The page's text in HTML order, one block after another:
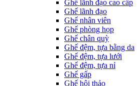
Ghế lãnh đạo cao cấp
Ghế lãnh đạo
Ghế nhân viên
Ghế phòng họp
Ghế chân quỳ
Ghế đệm, tựa bằng da
Ghế đệm, tựa lưới
Ghế đệm, tựa nỉ
Ghế gấp
Ghế hội thảo